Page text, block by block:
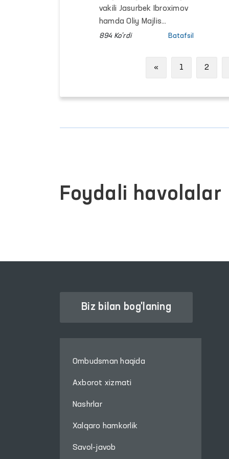
mahallabay
o‘rganildi
vakili Jasurbek Ibroximov
hamda Oliy Majlis
Qonunchilik palatasi
o‘rganish maqsadida
894 Ko'rdi Batafsil
« Previous
1 2
Foydali havolalar
Biz bilan bog'laning
Ombudsman haqida
Axborot xizmati
Nashrlar
Xalqaro hamkorlik
Savol-javob